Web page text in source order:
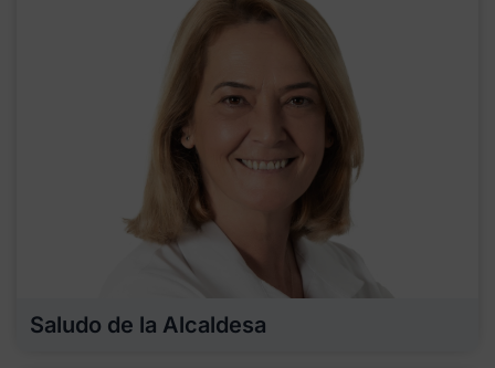
Saludo de la Alcaldesa